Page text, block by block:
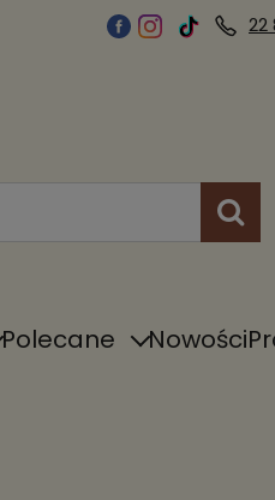
22
Polecane Nowości